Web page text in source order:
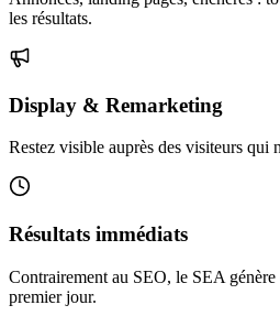
les résultats.
Display & Remarketing
Restez visible auprès des visiteurs qui
Résultats immédiats
Contrairement au SEO, le SEA
premier jour.